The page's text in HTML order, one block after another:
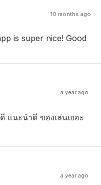
10 months ago
is super nice! Good
a year ago
แนะนำดี ของเล่นเยอะ
a year ago